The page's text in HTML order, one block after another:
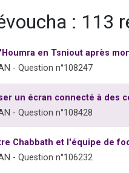
: 113
en Tsniout après
- Question n°108247
un écran connecté à des
- Question n°108428
Chabbath et l'équipe de
- Question n°106232